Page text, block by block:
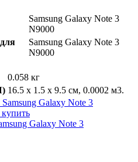
Samsung Galaxy Note 3
N9000
Samsung Galaxy Note 3
N9000
0.058 кг
16.5 x 1.5 x 9.5 см, 0.0002 м3.
Galaxy Note 3